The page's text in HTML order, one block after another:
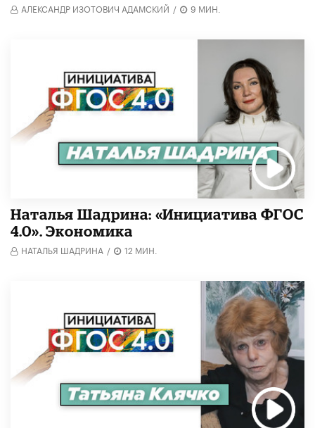
АЛЕКСАНДР ИЗОТОВИЧ АДАМСКИЙ / 9 МИН.
Наталья Шадрина: «Инициатива ФГОС
4.0». Экономика
НАТАЛЬЯ ШАДРИНА / 12 МИН.